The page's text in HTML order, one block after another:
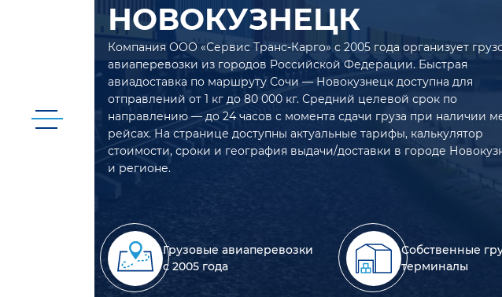
НОВОКУЗНЕЦК
Компания ООО «Сервис Транс-Карго» с 2005 года организует
авиаперевозки из городов Российской Федерации. Быстрая
авиадоставка по маршруту Сочи — Новокузнецк доступна для
отправлений от 1 кг до 80 000 кг. Средний целевой срок по
направлению — до 24 часов с момента сдачи груза при наличии
рейсах. На странице доступны актуальные тарифы, калькулятор
стоимости, сроки и география выдачи/доставки в городе
и регионе.
Грузовые авиаперевозки
с 2005 года
Собственные
терминалы